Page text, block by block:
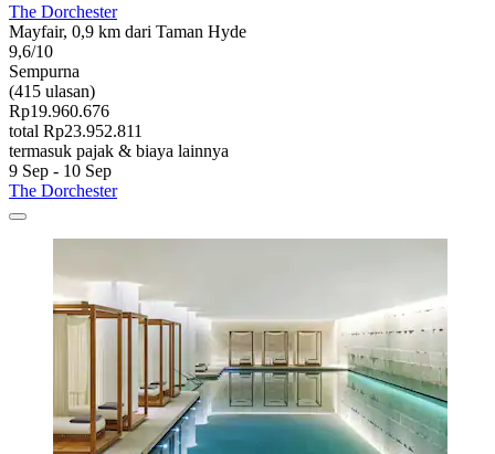
The Dorchester
Mayfair, 0,9 km dari Taman Hyde
9,6/10
Sempurna
(415 ulasan)
Rp19.960.676
total Rp23.952.811
termasuk pajak & biaya lainnya
9 Sep - 10 Sep
The Dorchester